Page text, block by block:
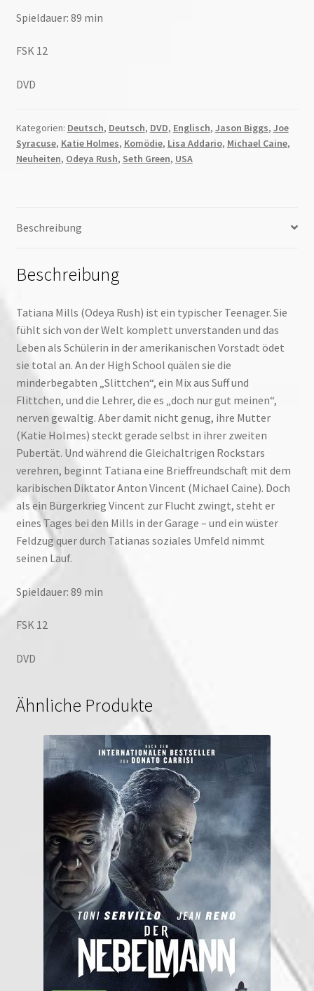
Spieldauer: 89 min
FSK 12
DVD
Kategorien: Deutsch, Deutsch, DVD, Englisch, Jason Biggs, Joe
Syracuse, Katie Holmes, Komödie, Lisa Addario, Michael Caine,
Neuheiten, Odeya Rush, Seth Green, USA
Beschreibung
Beschreibung
Tatiana Mills (Odeya Rush) ist ein typischer Teenager. Sie
fühlt sich von der Welt komplett unverstanden und das
Leben als Schülerin in der amerikanischen Vorstadt ödet
sie total an. An der High School quälen sie die
minderbegabten „Slittchen“, ein Mix aus Suff und
Flittchen, und die Lehrer, die es „doch nur gut meinen“,
nerven gewaltig. Aber damit nicht genug, ihre Mutter
(Katie Holmes) steckt gerade selbst in ihrer zweiten
Pubertät. Und während die Gleichaltrigen Rockstars
verehren, beginnt Tatiana eine Brieffreundschaft mit dem
karibischen Diktator Anton Vincent (Michael Caine). Doch
als ein Bürgerkrieg Vincent zur Flucht zwingt, steht er
eines Tages bei den Mills in der Garage – und ein wüster
Feldzug quer durch Tatianas soziales Umfeld nimmt
seinen Lauf.
Spieldauer: 89 min
FSK 12
DVD
Ähnliche Produkte